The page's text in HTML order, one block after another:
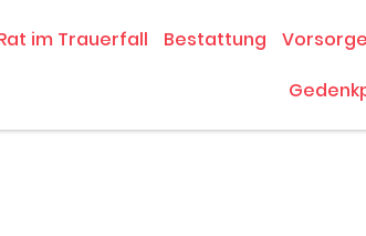
im Trauerfall Bestattung Vorsorge